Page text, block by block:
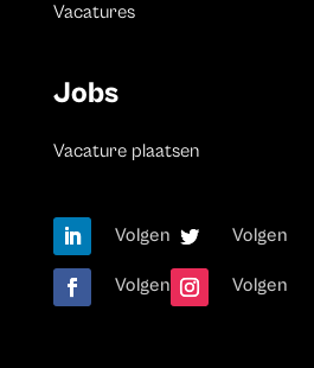
Vacatures
Jobs
Vacature plaatsen
Volgen Volgen
Volgen Volgen